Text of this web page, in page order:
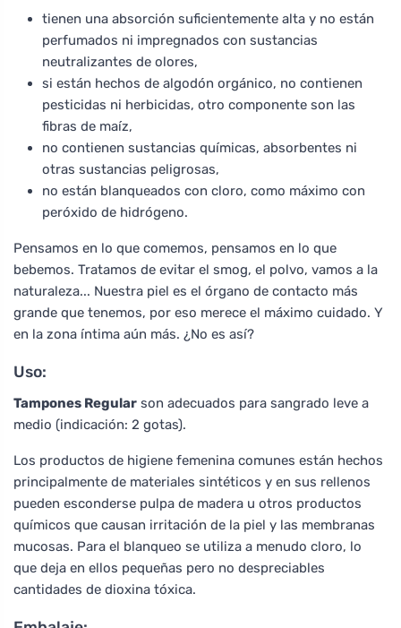
tienen una absorción suficientemente alta y no están
perfumados ni impregnados con sustancias
neutralizantes de olores,
si están hechos de algodón orgánico, no contienen
pesticidas ni herbicidas, otro componente son las
fibras de maíz,
no contienen sustancias químicas, absorbentes ni
otras sustancias peligrosas,
no están blanqueados con cloro, como máximo con
peróxido de hidrógeno.
Pensamos en lo que comemos, pensamos en lo que
bebemos. Tratamos de evitar el smog, el polvo, vamos a la
naturaleza... Nuestra piel es el órgano de contacto más
grande que tenemos, por eso merece el máximo cuidado. Y
en la zona íntima aún más. ¿No es así?
Uso:
Tampones Regular son adecuados para sangrado leve a
medio (indicación: 2 gotas).
Los productos de higiene femenina comunes están hechos
principalmente de materiales sintéticos y en sus rellenos
pueden esconderse pulpa de madera u otros productos
químicos que causan irritación de la piel y las membranas
mucosas. Para el blanqueo se utiliza a menudo cloro, lo
que deja en ellos pequeñas pero no despreciables
cantidades de dioxina tóxica.